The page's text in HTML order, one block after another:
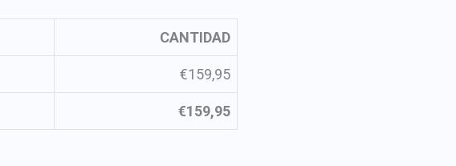
CANTIDAD
€159,95
€159,95